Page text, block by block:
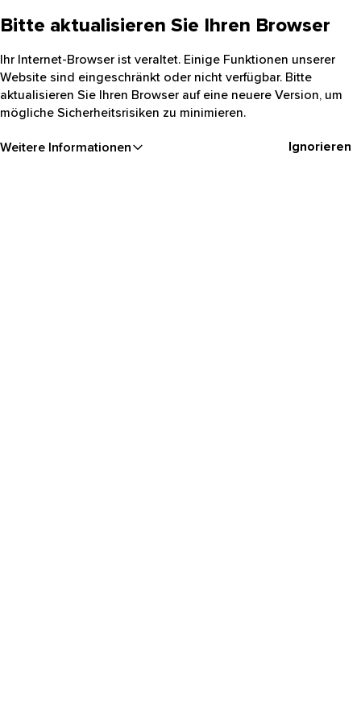
Bitte aktualisieren Sie Ihren Browser
Ihr Internet-Browser ist veraltet. Einige Funktionen unserer
Website sind eingeschränkt oder nicht verfügbar. Bitte
aktualisieren Sie Ihren Browser auf eine neuere Version, um
mögliche Sicherheitsrisiken zu minimieren.
Weitere Informationen Ignorieren